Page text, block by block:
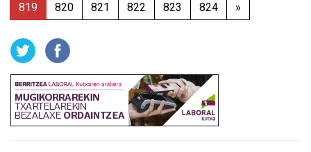
819
820 821 822 823 824 »